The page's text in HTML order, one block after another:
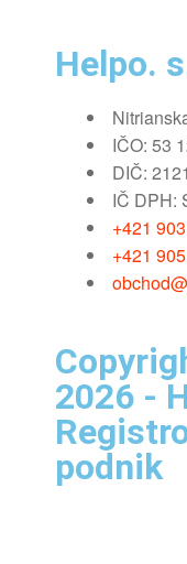
Helpo.
IČO: 53
DIČ:
IČ DPH:
+421
+421
2026 -
podnik